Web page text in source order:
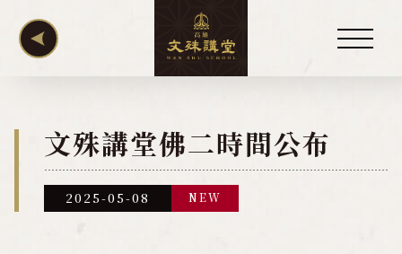
慧律法師
講堂訊息
文殊講堂佛二時間公布
2025-05-08 NEW